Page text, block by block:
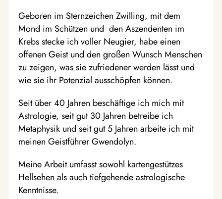
Geboren im Sternzeichen Zwilling, mit dem
Mond im Schützen und den Aszendenten im
Krebs stecke ich voller Neugier, habe einen
offenen Geist und den großen Wunsch Menschen
zu zeigen, was sie zufriedener werden lässt und
wie sie ihr Potenzial ausschöpfen können.
Seit über 40 Jahren beschäftige ich mich mit
Astrologie, seit gut 30 Jahren betreibe ich
Metaphysik und seit gut 5 Jahren arbeite ich mit
meinen Geistführer Gwendolyn.
Meine Arbeit umfasst sowohl kartengestützes
Hellsehen als auch tiefgehende astrologische
Kenntnisse.